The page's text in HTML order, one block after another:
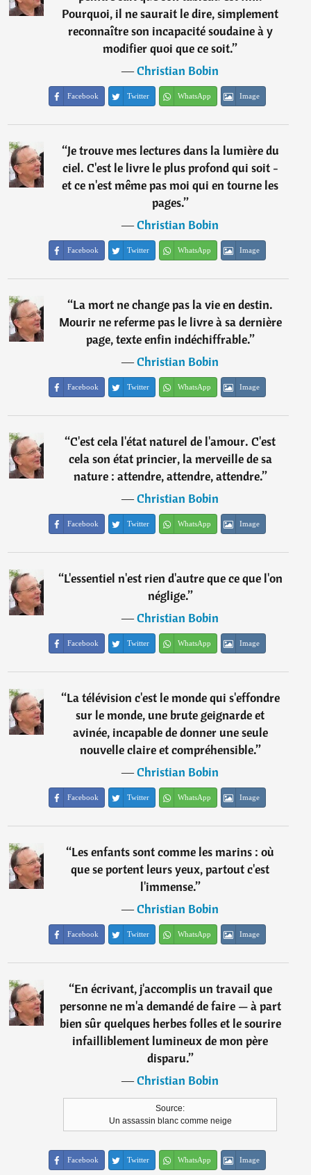
Pourquoi, il ne saurait le dire, simplement
reconnaître son incapacité soudaine à y
modifier quoi que ce soit.”
―Christian Bobin
Facebook Twitter WhatsApp Image
“Je trouve mes lectures dans la lumière du
ciel. C'est le livre le plus profond qui soit -
et ce n'est même pas moi qui en tourne les
pages.”
―Christian Bobin
Facebook Twitter WhatsApp Image
“La mort ne change pas la vie en destin.
Mourir ne referme pas le livre à sa dernière
page, texte enfin indéchiffrable.”
―Christian Bobin
Facebook Twitter WhatsApp Image
“C'est cela l'état naturel de l'amour. C'est
cela son état princier, la merveille de sa
nature : attendre, attendre, attendre.”
―Christian Bobin
Facebook Twitter WhatsApp Image
“L'essentiel n'est rien d'autre que ce que l'on
néglige.”
―Christian Bobin
Facebook Twitter WhatsApp Image
“La télévision c'est le monde qui s'effondre
sur le monde, une brute geignarde et
avinée, incapable de donner une seule
nouvelle claire et compréhensible.”
―Christian Bobin
Facebook Twitter WhatsApp Image
“Les enfants sont comme les marins : où
que se portent leurs yeux, partout c'est
l'immense.”
―Christian Bobin
Facebook Twitter WhatsApp Image
“En écrivant, j'accomplis un travail que
personne ne m'a demandé de faire — à part
bien sûr quelques herbes folles et le sourire
infailliblement lumineux de mon père
disparu.”
―Christian Bobin
Source:
Un assassin blanc comme neige
Facebook Twitter WhatsApp Image